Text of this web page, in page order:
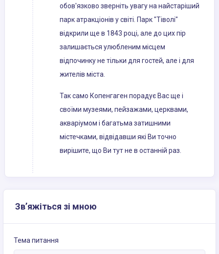
обов'язково зверніть увагу на найстаріший
парк атракціонів у світі. Парк "Тіволі"
відкрили ще в 1843 році, але до цих пір
залишається улюбленим місцем
відпочинку не тільки для гостей, але і для
жителів міста.
Так само Копенгаген порадує Вас ще і
своїми музеями, пейзажами, церквами,
акваріумом і багатьма затишними
містечками, відвідавши які Ви точно
вирішите, що Ви тут не в останній раз.
Зв’яжіться зі мною
Тема питання